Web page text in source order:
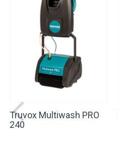
Truvox Multiwash PRO
240